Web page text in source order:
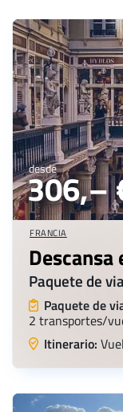
desde
306,–
FRANCIA
Paquete de
Paquete de
2 transportes/
Itinerario: